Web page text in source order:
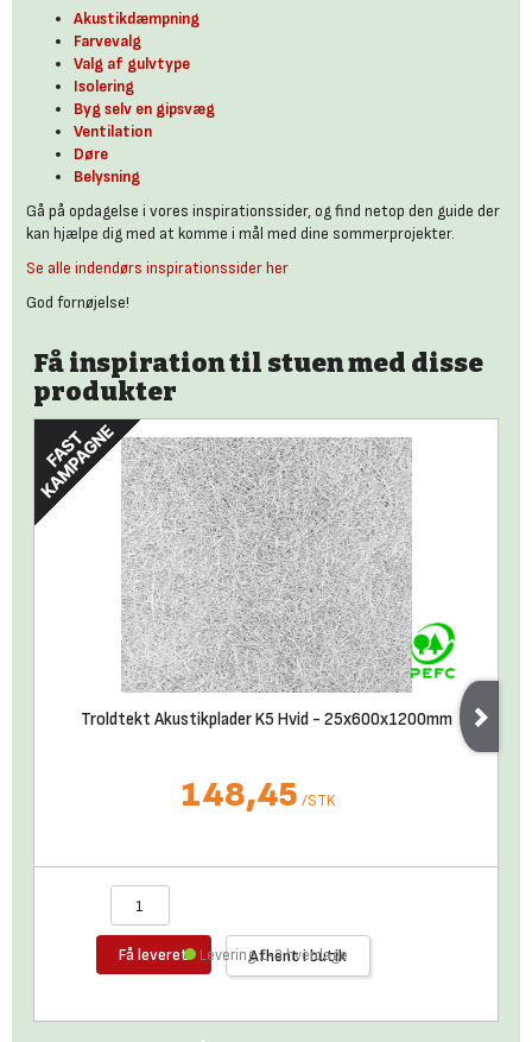
Akustikdæmpning
Farvevalg
Valg af gulvtype
Isolering
Byg selv en gipsvæg
Ventilation
Døre
Belysning
Gå på opdagelse i vores inspirationssider, og find netop den guide der
kan hjælpe dig med at komme i mål med dine sommerprojekter.
Se alle indendørs inspirationssider her
God fornøjelse!
Få inspiration til stuen med disse
produkter
Troldtekt Akustikplader K5 Hvid - 25x600x1200mm
148,45 /STK
Få leveret Afhent i butik
Levering 1-3 hverdage